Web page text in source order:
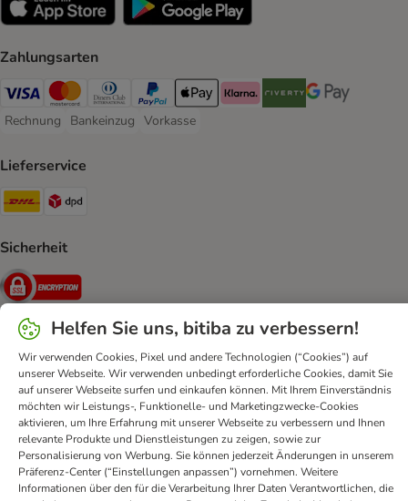
Zahlungsarten
Visa Payment Method
Mastercard Payment Method
Diners Club Payment Method
PayPal Payment Method
Apple Pay Payment Method
Klarna Payment Method
Riverty Payment Method
Google Pay
Rechnung
Rechnung Payment Method
Bankeinzug
Bankeinzug Payment Method
Vorkasse
Vorkasse Payment Method
Lieferservice
DHL Shipping Method
Sicherheit
Security
FAQ & Kontakt
Allgemeine Geschäftsbedingungen
Datenschutz
Impressum
Digital Services Act
Versandinformationen
Zahlungsarten
Vertrag widerrufen
Entsorgungs-und Umweltbestimmungen
Erklärung zur Barrierefreiheit
Helfen Sie uns, bitiba zu verbessern!
Wir verwenden Cookies, Pixel und andere Technologien (“Cookies”) auf
unserer Webseite. Wir verwenden unbedingt erforderliche Cookies, damit Sie
auf unserer Webseite surfen und einkaufen können. Mit Ihrem Einverständnis
möchten wir Leistungs-, Funktionelle- und Marketingzwecke-Cookies
aktivieren, um Ihre Erfahrung mit unserer Webseite zu verbessern und Ihnen
relevante Produkte und Dienstleistungen zu zeigen, sowie zur
Personalisierung von Werbung. Sie können jederzeit Änderungen in unserem
Präferenz-Center (“Einstellungen anpassen”) vornehmen. Weitere
Informationen über den für die Verarbeitung Ihrer Daten Verantwortlichen, die